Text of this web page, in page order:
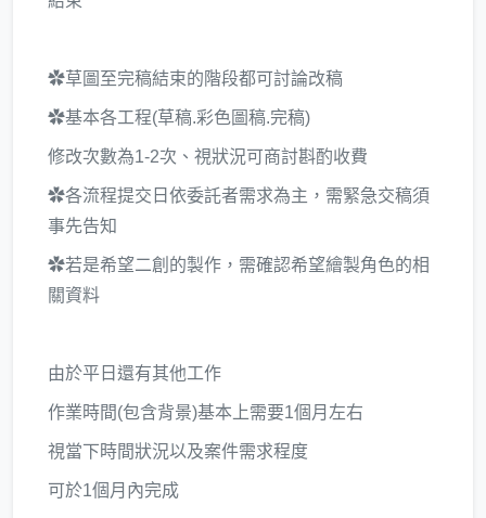
✿草圖至完稿結束的階段都可討論改稿
✿基本各工程(草稿.彩色圖稿.完稿)
修改次數為1-2次、視狀況可商討斟酌收費
✿各流程提交日依委託者需求為主，需緊急交稿須
事先告知
✿若是希望二創的製作，需確認希望繪製角色的相
關資料
由於平日還有其他工作
作業時間(包含背景)基本上需要1個月左右
視當下時間狀況以及案件需求程度
可於1個月內完成